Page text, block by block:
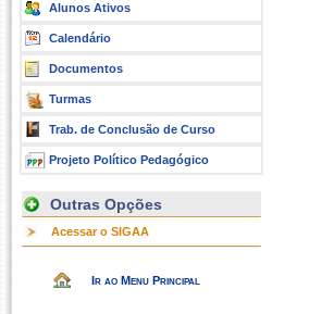
Alunos Ativos
Calendário
Documentos
Turmas
Trab. de Conclusão de Curso
Projeto Político Pedagógico
Outras Opções
Acessar o SIGAA
Ir ao Menu Principal